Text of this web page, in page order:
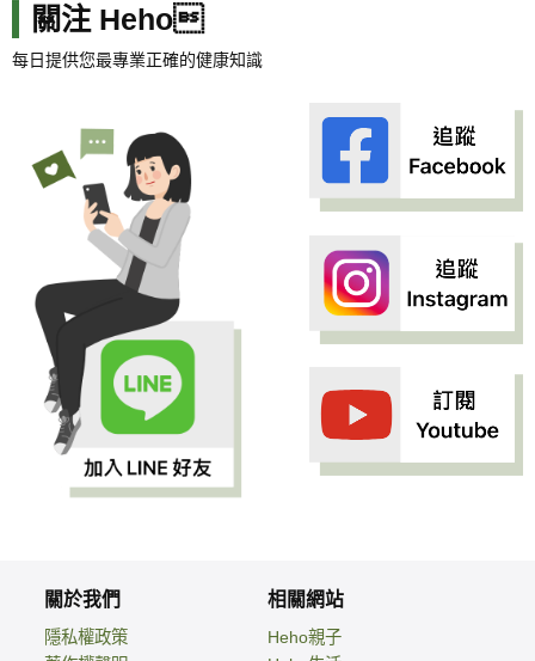
關注 Heho
每日提供您最專業正確的健康知識
關於我們
隱私權政策
相關網站
Heho親子